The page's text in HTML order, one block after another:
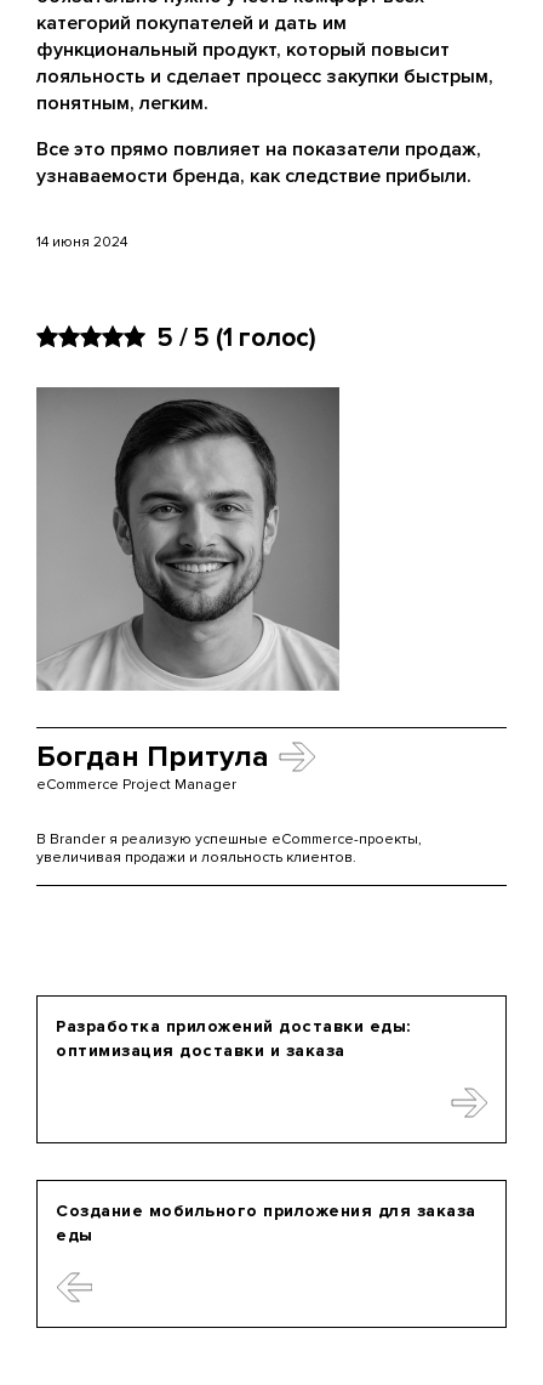
категорий покупателей и дать им
функциональный продукт, который повысит
лояльность и сделает процесс закупки быстрым,
понятным, легким.
Все это прямо повлияет на показатели продаж,
узнаваемости бренда, как следствие прибыли.
14 июня 2024
5 / 5 (1 голос)
Богдан Притула
eCommerce Project Manager
В Brander я реализую успешные eCommerce-проекты,
увеличивая продажи и лояльность клиентов.
Создание мобильного приложения для заказа
еды
Разработка приложений доставки еды:
оптимизация доставки и заказа